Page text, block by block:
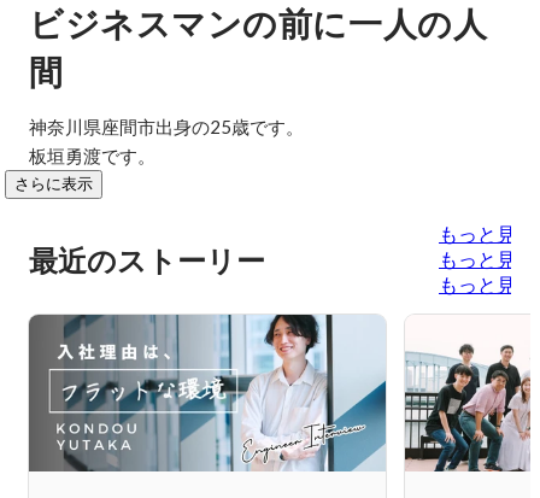
ビジネスマンの前に一人の人
間
神奈川県座間市出身の25歳です。
板垣勇渡です。
さらに表示
最近のストーリー
もっと見る
もっと見る
もっと見る